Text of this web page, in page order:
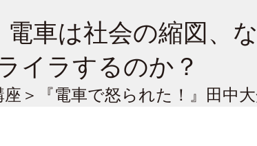
電車は社会の縮図、
イラするのか？
＞『電車で怒られた！』田中